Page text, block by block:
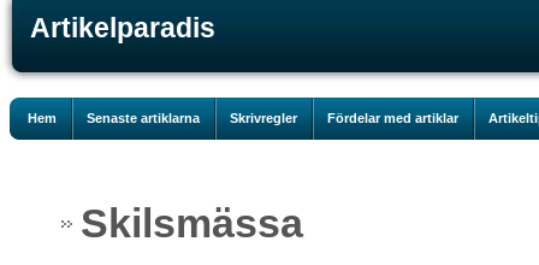
Artikelparadis
Hem Senaste artiklarna Skrivregler Fördelar med artiklar
Skilsmässa